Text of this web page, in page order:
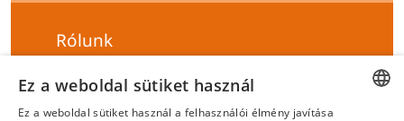
Rólunk
Hírlevél feliratkozás
Ez a weboldal sütiket használ
Ez a weboldal sütiket használ a felhasználói élmény javítása